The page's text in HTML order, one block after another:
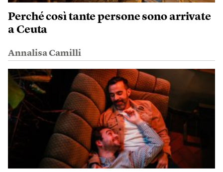
Perché così tante persone sono arrivate
a Ceuta
Annalisa Camilli